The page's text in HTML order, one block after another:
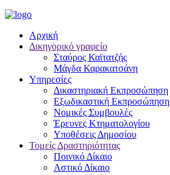
Αρχική
Δικηγορικό γραφείο
Σταύρος Καϊτατζής
Μάγδα Καρακατσάνη
Υπηρεσίες
Δικαστηριακή Εκπροσώπηση
Εξωδικαστική Εκπροσώπηση
Νομικές Συμβουλές
Έρευνες Κτηματολογίου
Υποθέσεις Δημοσίου
Τομείς Δραστηριότητας
Ποινικό Δίκαιο
Αστικό Δίκαιο